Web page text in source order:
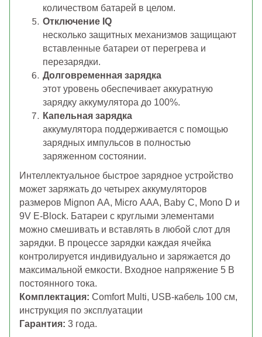
количеством батарей в целом.
Отключение IQ
несколько защитных механизмов защищают
вставленные батареи от перегрева и
перезарядки.
Долговременная зарядка
этот уровень обеспечивает аккуратную
зарядку аккумулятора до 100%.
Капельная зарядка
аккумулятора поддерживается с помощью
зарядных импульсов в полностью
заряженном состоянии.
Интеллектуальное быстрое зарядное устройство
может заряжать до четырех аккумуляторов
размеров Mignon АА, Micro ААА, Baby С, Mono D и
9V E-Block. Батареи с круглыми элементами
можно смешивать и вставлять в любой слот для
зарядки. В процессе зарядки каждая ячейка
контролируется индивидуально и заряжается до
максимальной емкости. Входное напряжение 5 В
постоянного тока.
Комплектация: Comfort Multi, USB-кабель 100 см,
инструкция по эксплуатации
Гарантия: 3 года.